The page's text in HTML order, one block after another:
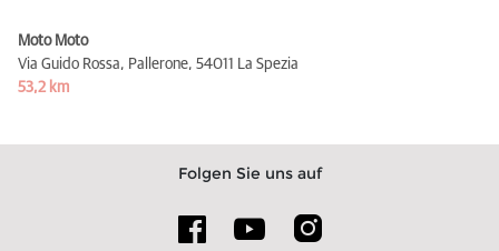
Moto Moto
Via Guido Rossa, Pallerone, 54011 La Spezia
53,2 km
Folgen Sie uns auf